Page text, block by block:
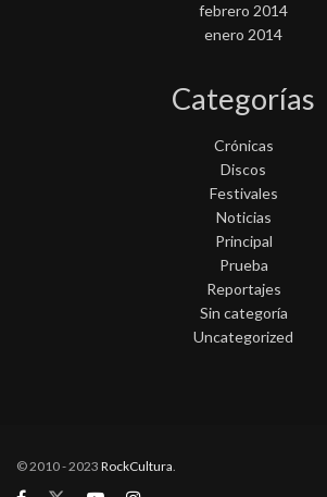
febrero 2014
enero 2014
Categorías
Crónicas
Discos
Festivales
Noticias
Principal
Prueba
Reportajes
Sin categoría
Uncategorized
© 2010 - 2023 RockCultura.